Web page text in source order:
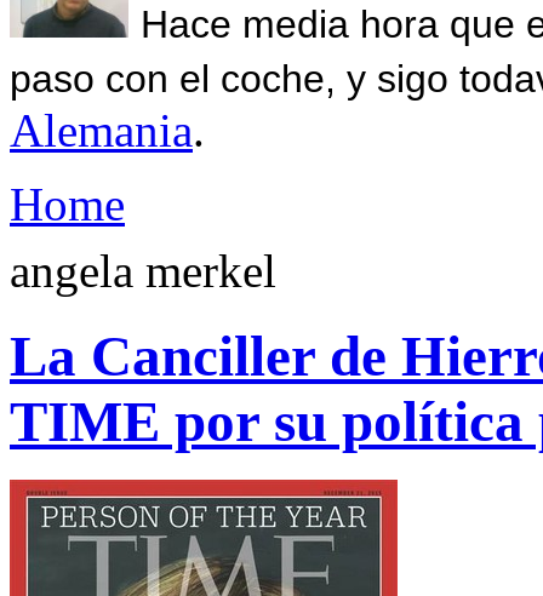
Hace media hora que
paso con el coche, y sigo
Alemania.
Home
angela merkel
La Canciller de
TIME por su